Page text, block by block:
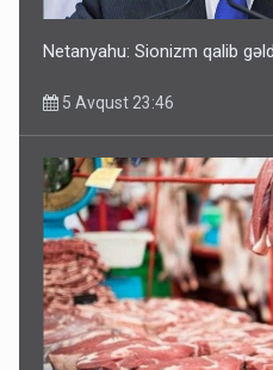
Rusiya azərbaycanlı
FOTOLAR
5 Avqust 10:58
Netanyahu: Sionizm qalib
5 Avqust 23:46